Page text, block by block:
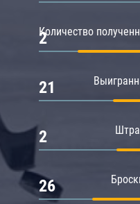
Количество
2
21
2
26